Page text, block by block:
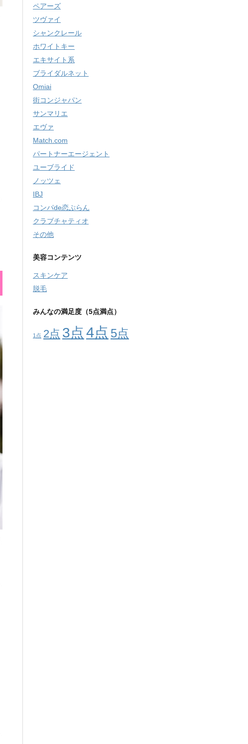
ペアーズ
ツヴァイ
シャンクレール
ホワイトキー
エキサイト系
ブライダルネット
Omiai
街コンジャパン
サンマリエ
エヴァ
Match.com
パートナーエージェント
ユーブライド
ノッツェ
IBJ
コンパde恋ぷらん
クラブチャティオ
その他
美容コンテンツ
スキンケア
脱毛
みんなの満足度（5点満点）
1点 2点 3点4点 5点